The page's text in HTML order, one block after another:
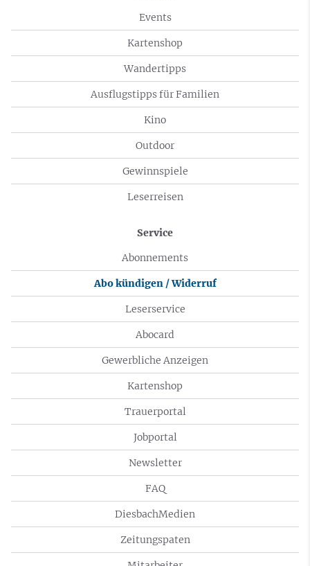
Events
Kartenshop
Wandertipps
Ausflugstipps für Familien
Kino
Outdoor
Gewinnspiele
Leserreisen
Service
Abonnements
Abo kündigen / Widerruf
Leserservice
Abocard
Gewerbliche Anzeigen
Kartenshop
Trauerportal
Jobportal
Newsletter
FAQ
DiesbachMedien
Zeitungspaten